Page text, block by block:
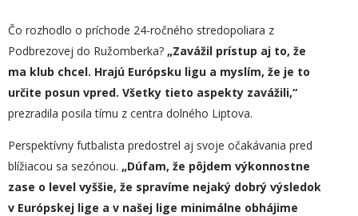
Čo rozhodlo o príchode 24-ročného stredopoliara z
Podbrezovej do Ružomberka? „Zavážil prístup aj to, že
ma klub chcel. Hrajú Európsku ligu a myslím, že je to
určite posun vpred. Všetky tieto aspekty zavážili,“
prezradila posila tímu z centra dolného Liptova.
Perspektívny futbalista predostrel aj svoje očakávania pred
blížiacou sa sezónou. „Dúfam, že pôjdem výkonnostne
zase o level vyššie, že spravíme nejaký dobrý výsledok
v Európskej lige a v našej lige minimálne obhájime